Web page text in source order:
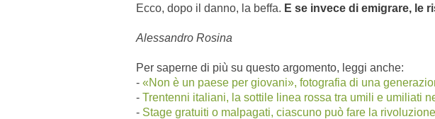
Ecco, dopo il danno, la beffa. E se invece di emigrare, le
Alessandro Rosina
Per saperne di più su questo argomento, leggi anche:
- «Non è un paese per giovani», fotografia di una
- Trentenni italiani, la sottile linea rossa tra umili e umiliati
- Stage gratuiti o malpagati, ciascuno può fare la